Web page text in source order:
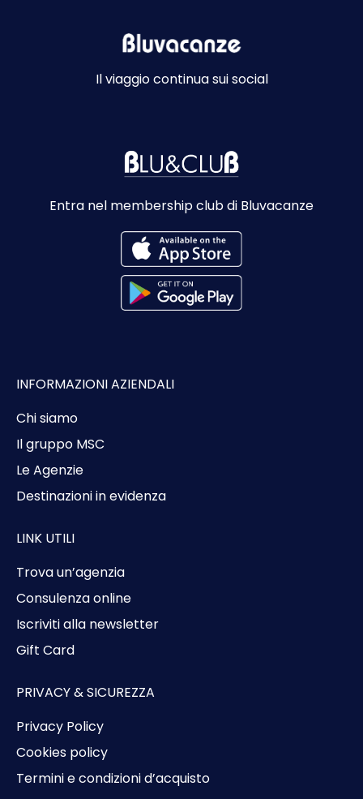
Il viaggio continua sui social
Entra nel membership club di Bluvacanze
INFORMAZIONI AZIENDALI
Chi siamo
Il gruppo MSC
Le Agenzie
Destinazioni in evidenza
LINK UTILI
Trova un’agenzia
Consulenza online
Iscriviti alla newsletter
Gift Card
PRIVACY & SICUREZZA
Privacy Policy
Cookies policy
Termini e condizioni d’acquisto